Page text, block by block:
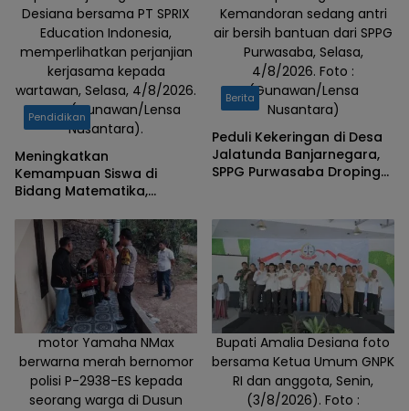
Desiana bersama PT SPRIX
Education Indonesia,
memperlihatkan perjanjian
kerjasama kepada
wartawan, Selasa, 4/8/2026.
Foto : (Gunawan/Lensa
Nusantara).
Pendidikan
Meningkatkan
Kemampuan Siswa di
Bidang Matematika,
Teken MOu dengan PT
SPRIX Asal Jepang
Kemandoran sedang antri
air bersih bantuan dari SPPG
Purwasaba, Selasa,
4/8/2026. Foto :
(Gunawan/Lensa
Nusantara)
Berita
Peduli Kekeringan di Desa
Jalatunda Banjarnegara,
SPPG Purwasaba Droping
motor Yamaha NMax
berwarna merah bernomor
polisi P-2938-ES kepada
seorang warga di Dusun
Bupati Amalia Desiana foto
bersama Ketua Umum GNPK
RI dan anggota, Senin,
(3/8/2026). Foto :